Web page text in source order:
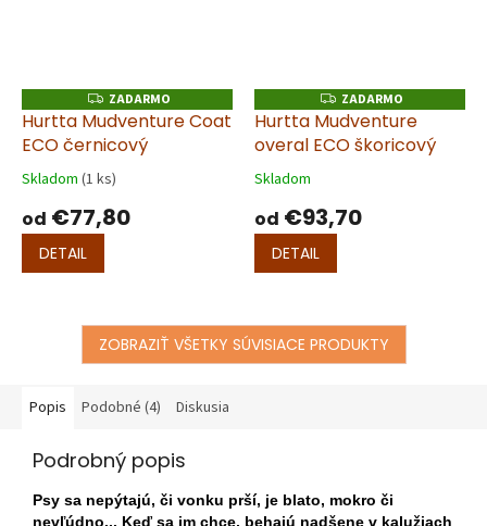
Z
A
D
A
M
O
ZADARMO
Hurtta Mudventure Coat
ECO černicový
Skladom (1 ks)
od €77,80
DETAIL
Z
A
D
A
ZADARMO
Hurtta Mudventure
overal ECO škoricový
Skladom
od €93,70
DETAIL
ZOBRAZIŤ VŠETKY SÚVISIACE PRODUKTY
Popis Podobné (4) Diskusia
Podrobný popis
Psy sa nepýtajú, či vonku prší, je blato, mokro či
nevľúdno... Keď sa im chce, behajú nadšene v kalužiach